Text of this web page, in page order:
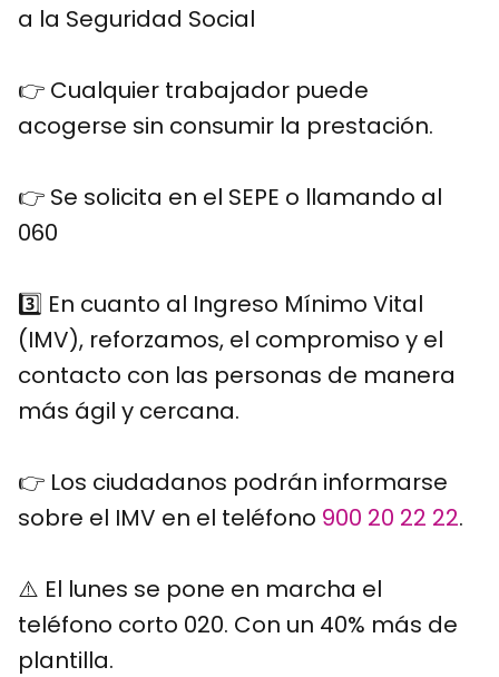
a la Seguridad Social
👉 Cualquier trabajador puede
acogerse sin consumir la prestación.
👉 Se solicita en el SEPE o llamando al
060
3️⃣ En cuanto al Ingreso Mínimo Vital
(IMV), reforzamos, el compromiso y el
contacto con las personas de manera
más ágil y cercana.
👉 Los ciudadanos podrán informarse
sobre el IMV en el teléfono 900 20 22 22.
⚠️ El lunes se pone en marcha el
teléfono corto 020. Con un 40% más de
plantilla.